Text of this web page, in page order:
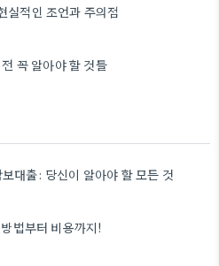
실적인 조언과 주의점
꼭 알아야 할 것들
대출: 당신이 알아야 할 모든 것
법부터 비용까지!